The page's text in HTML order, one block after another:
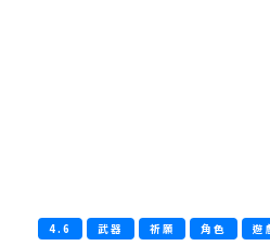
4.6 武器 祈願 角色 遊